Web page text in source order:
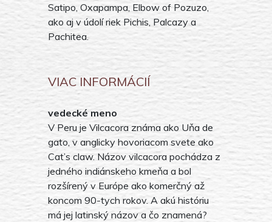
Satipo, Oxapampa, Elbow of Pozuzo,
ako aj v údolí riek Pichis, Palcazy a
Pachitea.
VIAC INFORMÁCIÍ
vedecké meno
V Peru je Vilcacora známa ako Uňa de
gato, v anglicky hovoriacom svete ako
Cat’s claw. Názov vilcacora pochádza z
jedného indiánskeho kmeňa a bol
rozšírený v Európe ako komerčný až
koncom 90-tych rokov. A akú históriu
má jej latinský názov a čo znamená?